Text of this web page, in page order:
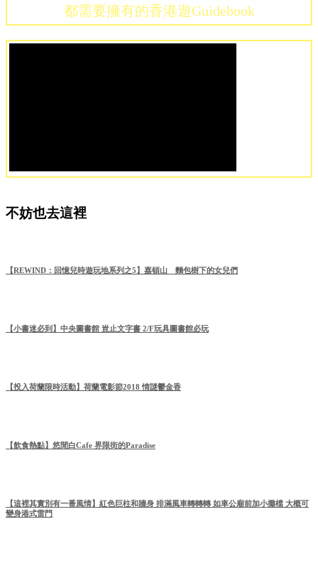
都需要擁有的香港遊Guidebook
不妨也去這裡
【REWIND：回憶兒時遊玩地系列之5】嘉頓山 麵包樹下的女兒們
【小書迷必到】中央圖書館 豈止文字書 2/F玩具圖書館必玩
【投入荷蘭限時活動】荷蘭電影節2018 情謎鬱金香
【飲食熱點】悠閒白Cafe 界限街的Paradise
【這裡其實別有一番風情】紅色巨柱和牆身 排滿風車轉轉轉 如車公廟前加小攤檔 大概可
變身港式雷門